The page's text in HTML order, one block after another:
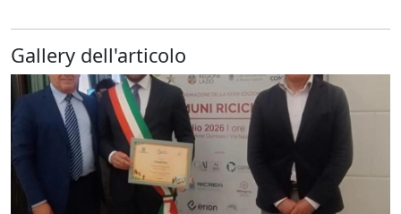
Gallery dell'articolo